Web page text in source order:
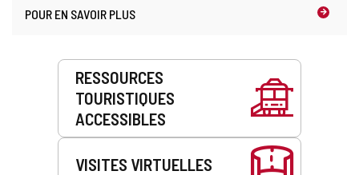
POUR EN SAVOIR PLUS
Prestations
RESSOURCES
TOURISTIQUES
ACCESSIBLES
VISITES VIRTUELLES